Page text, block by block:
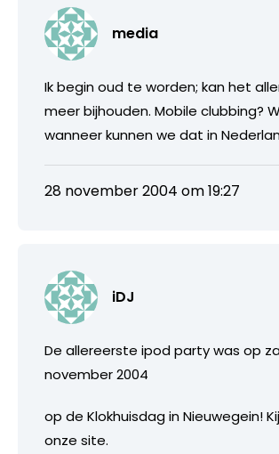
media
Ik begin oud te worden; kan het
meer bijhouden. Mobile clubbing?
wanneer kunnen we dat in
28 november 2004 om 19:27
iDJ
De allereerste ipod party was op
november 2004
op de Klokhuisdag in Nieuwegein!
onze site.